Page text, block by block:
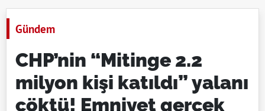
Gündem
CHP’nin “Mitinge 2.2
milyon kişi katıldı” yalanı
çöktü! Emniyet gerçek